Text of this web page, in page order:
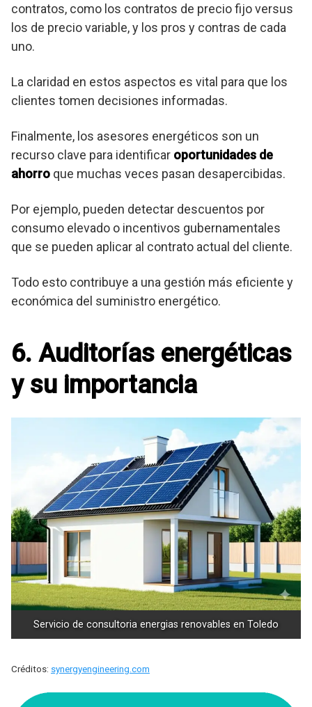
contratos, como los contratos de precio fijo versus
los de precio variable, y los pros y contras de cada
uno.
La claridad en estos aspectos es vital para que los
clientes tomen decisiones informadas.
Finalmente, los asesores energéticos son un
recurso clave para identificar oportunidades de
ahorro que muchas veces pasan desapercibidas.
Por ejemplo, pueden detectar descuentos por
consumo elevado o incentivos gubernamentales
que se pueden aplicar al contrato actual del cliente.
Todo esto contribuye a una gestión más eficiente y
económica del suministro energético.
6. Auditorías energéticas
y su importancia
Servicio de consultoria energias renovables en Toledo
Créditos: synergyengineering.com